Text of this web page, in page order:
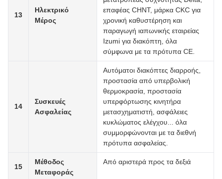
13
Ηλεκτρικό
Μέρος
επαφέας CHNT, μάρκα CKC για
χρονική καθυστέρηση και
παραγωγή ιαπωνικής εταιρείας
Izumi για διακόπτη, όλα
σύμφωνα με τα πρότυπα CE.
14
Συσκευές
Ασφαλείας
Αυτόματοι διακόπτες διαρροής,
προστασία από υπερβολική
θερμοκρασία, προστασία
υπερφόρτωσης κινητήρα
μετασχηματιστή, ασφάλειες
κυκλώματος ελέγχου... όλα
συμμορφώνονται με τα διεθνή
πρότυπα ασφαλείας.
15
Μέθοδος
Μεταφοράς
Από αριστερά προς τα δεξιά